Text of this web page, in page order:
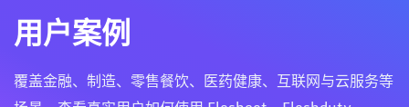
用户案例
覆盖金融、制造、零售餐饮、医药健康、互联网与云服务等